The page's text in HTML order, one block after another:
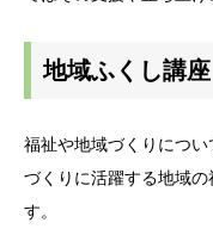
地域ふくし講座
福祉や地域づくりにつ
づくりに活躍する地域
す。